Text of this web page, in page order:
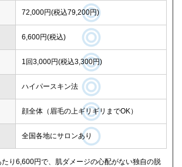
72,000円(税込79,200円)
6,600円(税込)
1回3,000円(税込3,300円)
ハイパースキン法
顔全体（眉毛の上ギリギリまでOK）
全国各地にサロンあり
り6,600円で、肌ダメージの心配がない独自の脱